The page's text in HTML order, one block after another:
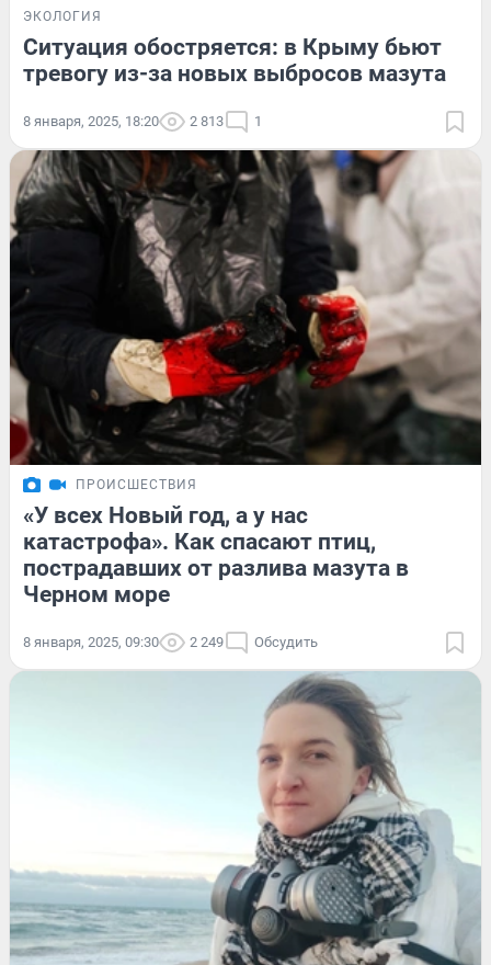
ЭКОЛОГИЯ
Ситуация обостряется: в Крыму бьют
тревогу из-за новых выбросов мазута
8 января, 2025, 18:20 2 813 1
ПРОИСШЕСТВИЯ
«У всех Новый год, а у нас
катастрофа». Как спасают птиц,
пострадавших от разлива мазута в
Черном море
8 января, 2025, 09:30 2 249 Обсудить